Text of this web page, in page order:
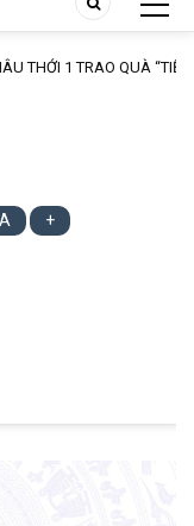
1 TRAO QUÀ “TIẾP BƯỚC
+